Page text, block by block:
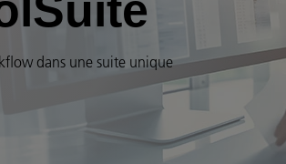
dans une suite unique